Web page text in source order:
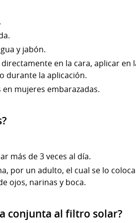
y jabón.
en la cara, aplicar en
durante la aplicación.
mujeres embarazadas.
más de 3 veces al día.
por un adulto, el cual se lo
ojos, narinas y boca.
conjunta al filtro solar?